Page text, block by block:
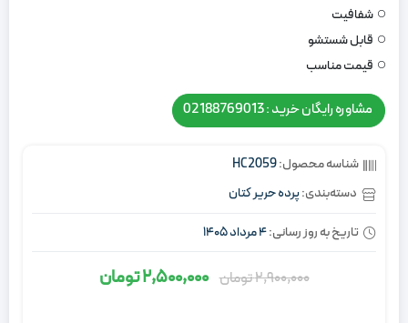
شفافیت
قابل شستشو
قیمت مناسب
مشاوره رایگان خرید : 02188769013
شناسه محصول:HC2059
دسته‌بندی:پرده حریر کتان
تاریخ به روز رسانی:4 مرداد 1405
2,900,000تومان
قیمت
2,500,000تومان
قیمت